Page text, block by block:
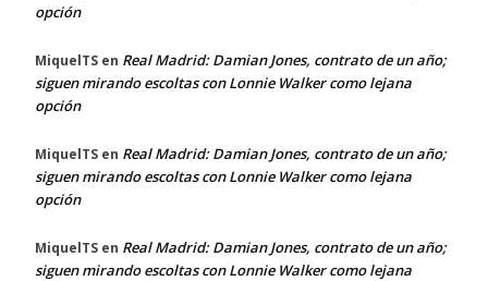
opción
MiquelTS en Real Madrid: Damian Jones, contrato de un año;
siguen mirando escoltas con Lonnie Walker como lejana
opción
MiquelTS en Real Madrid: Damian Jones, contrato de un año;
siguen mirando escoltas con Lonnie Walker como lejana
opción
MiquelTS en Real Madrid: Damian Jones, contrato de un año;
siguen mirando escoltas con Lonnie Walker como lejana